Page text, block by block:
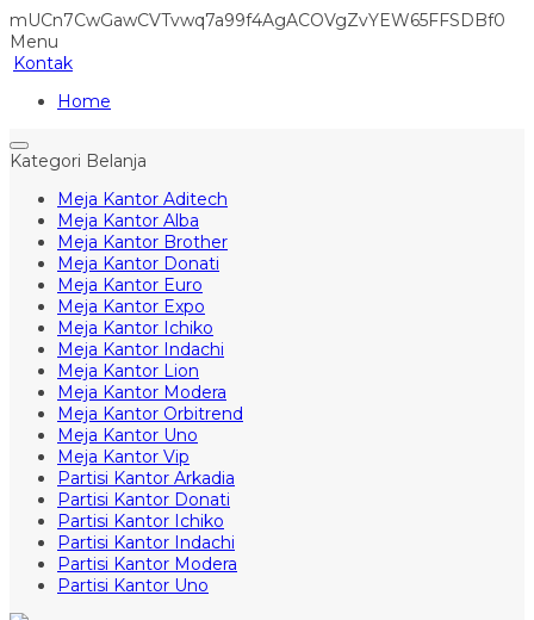
mUCn7CwGawCVTvwq7a99f4AgACOVgZvYEW65FFSDBf0
Menu
Kontak
Home
Kategori Belanja
Meja Kantor Aditech
Meja Kantor Alba
Meja Kantor Brother
Meja Kantor Donati
Meja Kantor Euro
Meja Kantor Expo
Meja Kantor Ichiko
Meja Kantor Indachi
Meja Kantor Lion
Meja Kantor Modera
Meja Kantor Orbitrend
Meja Kantor Uno
Meja Kantor Vip
Partisi Kantor Arkadia
Partisi Kantor Donati
Partisi Kantor Ichiko
Partisi Kantor Indachi
Partisi Kantor Modera
Partisi Kantor Uno